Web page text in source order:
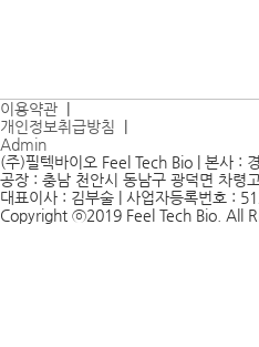
이용약관
개인정보취급방침
Admin
(주)필텍바이오 Feel Tech Bio | 본사 :
공장 : 충남 천안시 동남구 광덕면 차
대표이사 : 김부술 | 사업자등록번호 :
Copyright ⓒ2019 Feel Tech Bio. All